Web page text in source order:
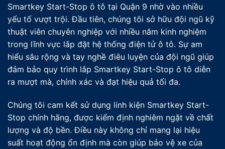
Smartkey Start-Stop ô tô tại Quận 9 nhờ vào nhiều
yếu tố vượt trội. Đầu tiên, chúng tôi sở hữu đội ngũ kỹ
thuật viên chuyên nghiệp với nhiều năm kinh nghiệm
trong lĩnh vực lắp đặt hệ thống điện tử ô tô. Sự am
hiểu sâu rộng và tay nghề điêu luyện của đội ngũ giúp
đảm bảo quy trình lắp Smartkey Start-Stop ô tô diễn
ra mượt mà, chính xác và đạt hiệu quả tối đa.
Chúng tôi cam kết sử dụng linh kiện Smartkey Start-
Stop chính hãng, được kiểm định nghiêm ngặt về chất
lượng và độ bền. Điều này không chỉ mang lại hiệu
suất hoạt động ổn định mà còn giúp bảo vệ xe của